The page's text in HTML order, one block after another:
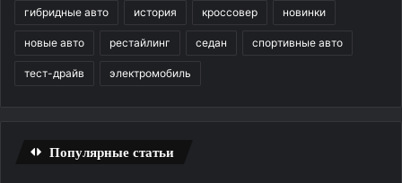
гибридные авто история кроссовер новинки
новые авто рестайлинг седан спортивные авто
тест-драйв электромобиль
Популярные статьи